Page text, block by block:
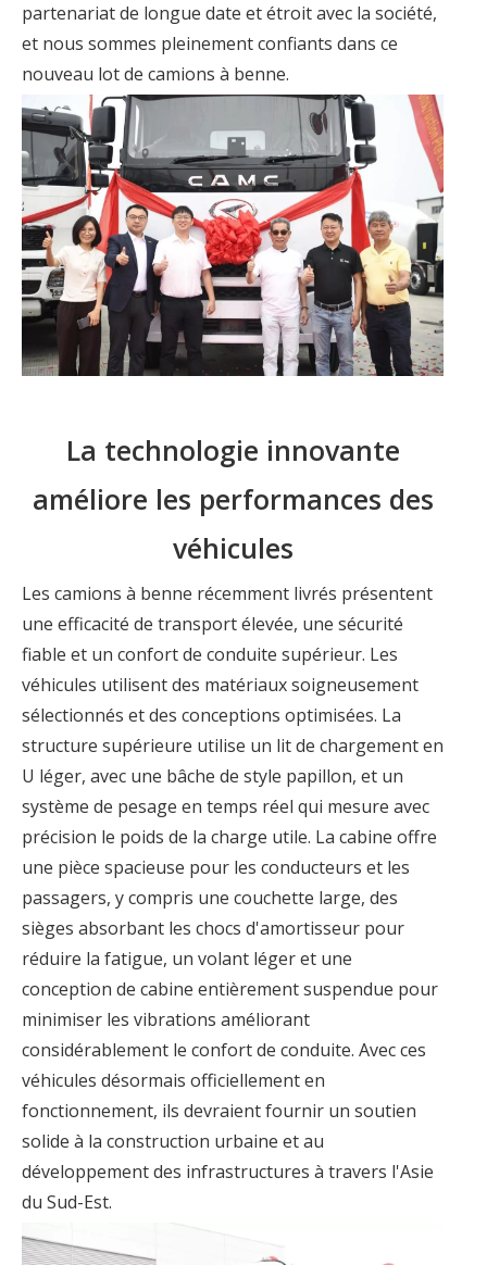
partenariat de longue date et étroit avec la société,
et nous sommes pleinement confiants dans ce
nouveau lot de camions à benne.
La technologie innovante
améliore les performances des
véhicules
Les camions à benne récemment livrés présentent
une efficacité de transport élevée, une sécurité
fiable et un confort de conduite supérieur. Les
véhicules utilisent des matériaux soigneusement
sélectionnés et des conceptions optimisées. La
structure supérieure utilise un lit de chargement en
U léger, avec une bâche de style papillon, et un
système de pesage en temps réel qui mesure avec
précision le poids de la charge utile. La cabine offre
une pièce spacieuse pour les conducteurs et les
passagers, y compris une couchette large, des
sièges absorbant les chocs d'amortisseur pour
réduire la fatigue, un volant léger et une
conception de cabine entièrement suspendue pour
minimiser les vibrations améliorant
considérablement le confort de conduite. Avec ces
véhicules désormais officiellement en
fonctionnement, ils devraient fournir un soutien
solide à la construction urbaine et au
développement des infrastructures à travers l'Asie
du Sud-Est.